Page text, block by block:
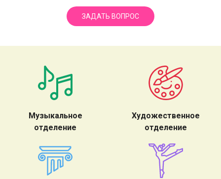
ЗАДАТЬ ВОПРОС
Музыкальное
отделение
Художественное
отделение